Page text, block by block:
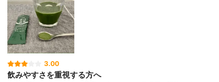
3.00
飲みやすさを重視する方へ